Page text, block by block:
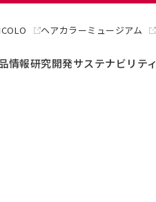
ヘアカラーミュージアム
情報研究開発サステナビリティ